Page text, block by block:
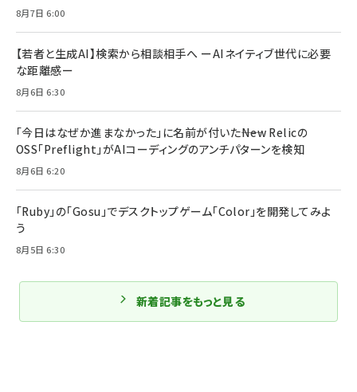
8月7日 6:00
【若者と生成AI】検索から相談相手へ ーAIネイティブ世代に必要
な距離感ー
8月6日 6:30
「今日はなぜか進まなかった」に名前が付いた――New Relicの
OSS「Preflight」がAIコーディングのアンチパターンを検知
8月6日 6:20
「Ruby」の「Gosu」でデスクトップゲーム「Color」を開発してみよ
う
8月5日 6:30
新着記事をもっと見る